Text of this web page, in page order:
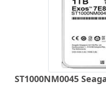
ST1000NM0045